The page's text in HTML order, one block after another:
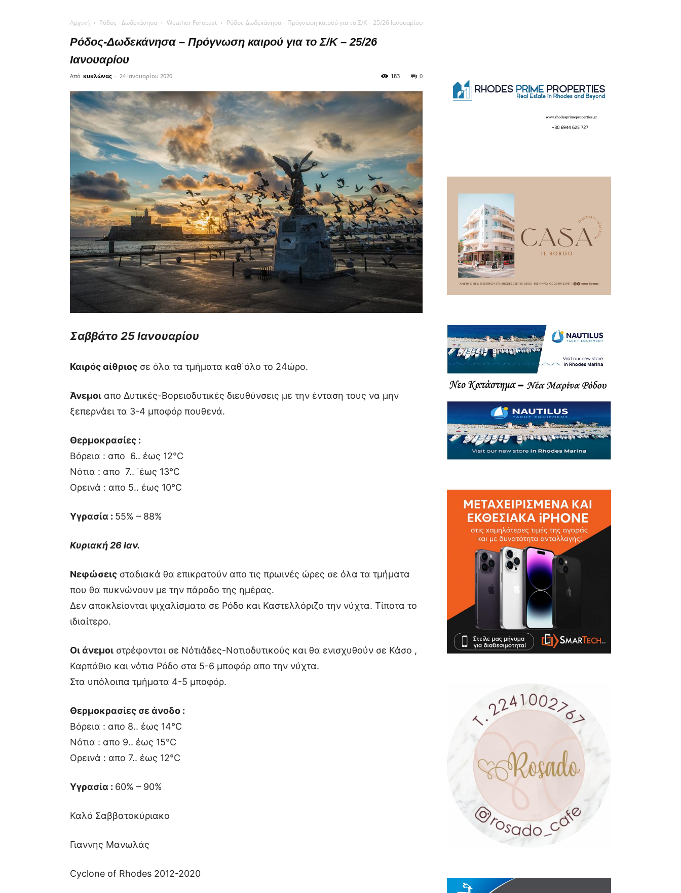
Αρχική Ρόδος - Δωδεκάνησα Weather Forecast Ρόδος-Δωδεκάνησα – Πρόγνωση καιρού για το Σ/Κ – 25/26 Ιανουαρίου
Ρόδος-Δωδεκάνησα – Πρόγνωση καιρού για το Σ/Κ – 25/26
Ιανουαρίου
Από κυκλώνας - 24 Ιανουαρίου 2020 0
183
Σαββάτο 25 Ιανουαρίου
Καιρός αίθριος σε όλα τα τμήματα καθ΄όλο το 24ώρο.
Άνεμοι απο Δυτικές-Βορειοδυτικές διευθύνσεις με την ένταση τους να μην
ξεπερνάει τα 3-4 μποφόρ πουθενά.
Θερμοκρασίες :
Βόρεια : απο 6.. έως 12°C
Νότια : απο 7.. ΄έως 13°C
Ορεινά : απο 5.. έως 10°C
Υγρασία : 55% – 88%
Κυριακή 26 Ιαν.
Νεφώσεις σταδιακά θα επικρατούν απο τις πρωινές ώρες σε όλα τα τμήματα
που θα πυκνώνουν με την πάροδο της ημέρας.
Δεν αποκλείονται ψιχαλίσματα σε Ρόδο και Καστελλόριζο την νύχτα. Τίποτα το
ιδιαίτερο.
Οι άνεμοι στρέφονται σε Νότιάδες-Νοτιοδυτικούς και θα ενισχυθούν σε Κάσο ,
Καρπάθιο και νότια Ρόδο στα 5-6 μποφόρ απο την νύχτα.
Στα υπόλοιπα τμήματα 4-5 μποφόρ.
Θερμοκρασίες σε άνοδο :
Βόρεια : απο 8.. έως 14°C
Νότια : απο 9.. έως 15°C
Ορεινά : απο 7.. έως 12°C
Υγρασία : 60% – 90%
Καλό Σαββατοκύριακο
Γιαννης Μανωλάς
Cyclone of Rhodes 2012-2020